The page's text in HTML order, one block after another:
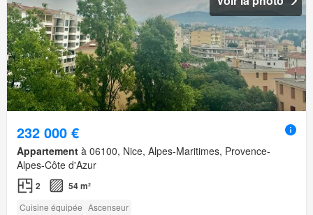
232 000 €
Appartement à 06100, Nice, Alpes-Maritimes, Provence-
Alpes-Côte d'Azur
2 54 m²
Cuisine équipée Ascenseur